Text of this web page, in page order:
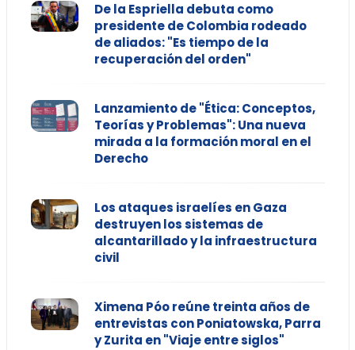
De la Espriella debuta como
presidente de Colombia rodeado
de aliados: "Es tiempo de la
recuperación del orden"
Lanzamiento de "Ética: Conceptos,
Teorías y Problemas": Una nueva
mirada a la formación moral en el
Derecho
Los ataques israelíes en Gaza
destruyen los sistemas de
alcantarillado y la infraestructura
civil
Ximena Póo reúne treinta años de
entrevistas con Poniatowska, Parra
y Zurita en "Viaje entre siglos"